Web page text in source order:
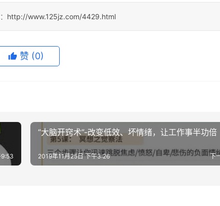
http://www.125jz.com/4429.html
赞 (0)
9:53
“大脑开窍术”-改变低效、坏情绪，让工作事半功倍
下
2019年11月25日 下午3:26